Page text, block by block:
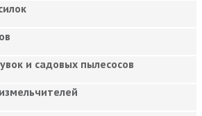
и садовых пылесосов